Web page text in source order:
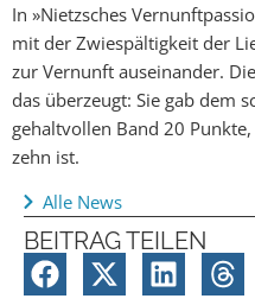
In »Nietzsches
mit der Zwiespältigkeit der
zur Vernunft auseinander.
das überzeugt: Sie gab dem
gehaltvollen Band 20
zehn ist.
Alle News
BEITRAG TEILEN